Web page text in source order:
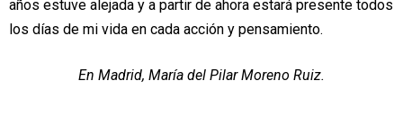
años estuve alejada y a partir de ahora estará presente todos
los días de mi vida en cada acción y pensamiento.
En Madrid, María del Pilar Moreno Ruiz.